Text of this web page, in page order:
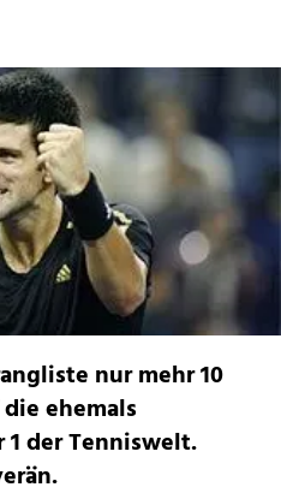
nur mehr 10
ehemals
der Tenniswelt.